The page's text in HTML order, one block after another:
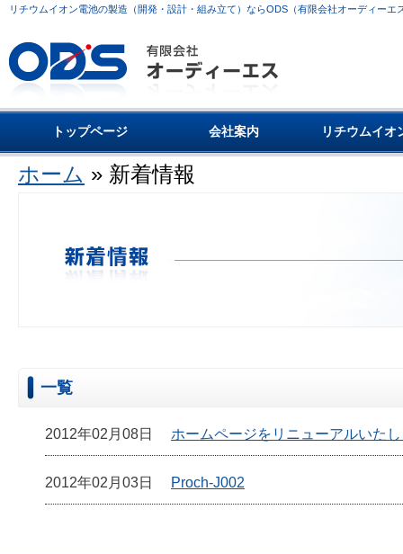
リチウムイオン電池の製造（開発・設計・組み立て）ならODS（有限会社オーディーエ
トップページ 会社案内 リチウムイオ
ホーム » 新着情報
一覧
2012年02月08日 ホームページをリニューアルいた
2012年02月03日 Proch-J002